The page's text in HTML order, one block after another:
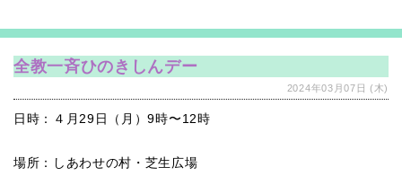
全教一斉ひのきしんデー
2024年03月07日 (木)
日時：４月29日（月）9時〜12時
場所：しあわせの村・芝生広場